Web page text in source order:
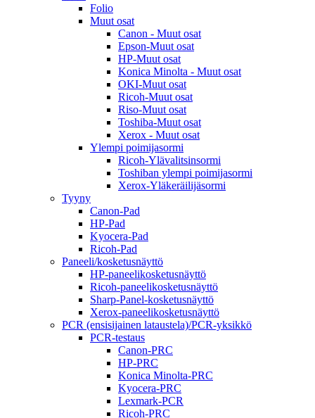
Folio
Muut osat
Canon - Muut osat
Epson-Muut osat
HP-Muut osat
Konica Minolta - Muut osat
OKI-Muut osat
Ricoh-Muut osat
Riso-Muut osat
Toshiba-Muut osat
Xerox - Muut osat
Ylempi poimijasormi
Ricoh-Ylävalitsinsormi
Toshiban ylempi poimijasormi
Xerox-Yläkeräilijäsormi
Tyyny
Canon-Pad
HP-Pad
Kyocera-Pad
Ricoh-Pad
Paneeli/kosketusnäyttö
HP-paneelikosketusnäyttö
Ricoh-paneelikosketusnäyttö
Sharp-Panel-kosketusnäyttö
Xerox-paneelikosketusnäyttö
PCR (ensisijainen lataustela)/PCR-yksikkö
PCR-testaus
Canon-PRC
HP-PRC
Konica Minolta-PRC
Kyocera-PRC
Lexmark-PCR
Ricoh-PRC